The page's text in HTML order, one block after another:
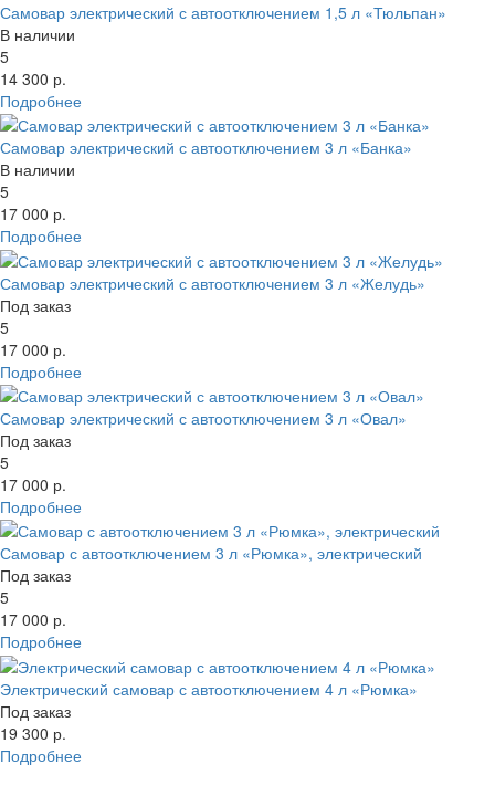
Самовар электрический с автоотключением 1,5 л «Тюльпан»
В наличии
5
14 300 р.
Подробнее
Самовар электрический с автоотключением 3 л «Банка»
В наличии
5
17 000 р.
Подробнее
Самовар электрический с автоотключением 3 л «Желудь»
Под заказ
5
17 000 р.
Подробнее
Самовар электрический с автоотключением 3 л «Овал»
Под заказ
5
17 000 р.
Подробнее
Самовар с автоотключением 3 л «Рюмка», электрический
Под заказ
5
17 000 р.
Подробнее
Электрический самовар с автоотключением 4 л «Рюмка»
Под заказ
19 300 р.
Подробнее